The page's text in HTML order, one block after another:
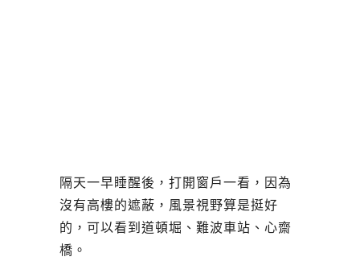
隔天一早睡醒後，打開窗戶一看，因為
沒有高樓的遮蔽，風景視野算是挺好
的，可以看到道頓堀、難波車站、心齋
橋。